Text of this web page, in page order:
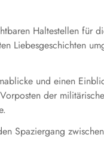
Haltestellen für
Liebesgeschichten
und einen
der
Spaziergang